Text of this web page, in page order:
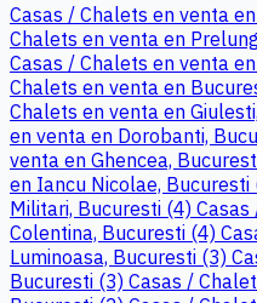
Casas / Chalets en venta
Chalets en venta en
Casas / Chalets en venta
Chalets en venta en
Chalets en venta en
en venta en Dorobanti,
venta en Ghencea,
en Iancu Nicolae, Bucuresti
Militari, Bucuresti (4) Casas
Colentina, Bucuresti (4)
Luminoasa, Bucuresti (3)
Bucuresti (3) Casas /